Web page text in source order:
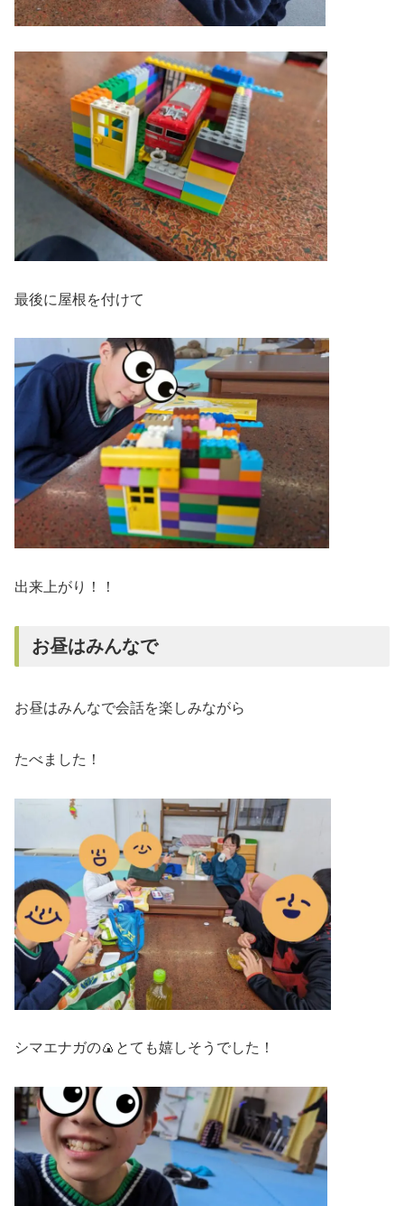
最後に屋根を付けて
出来上がり！！
お昼はみんなで
お昼はみんなで会話を楽しみながら
たべました！
シマエナガの🍙とても嬉しそうでした！